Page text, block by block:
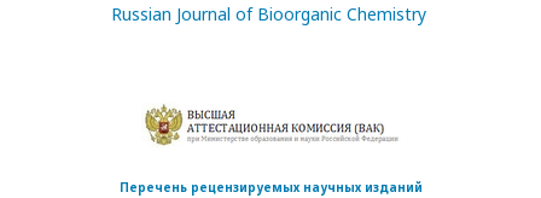
Russian Journal of Bioorganic Chemistry
Перечень рецензируемых научных изданий